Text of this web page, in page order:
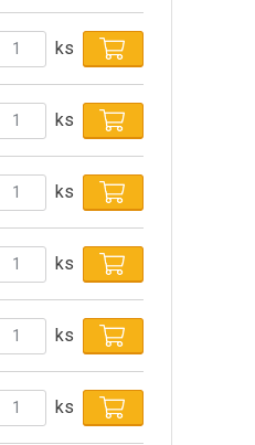
ks
ks
ks
ks
ks
ks